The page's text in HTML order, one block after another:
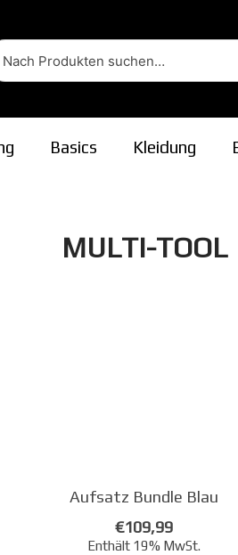
Basics Kleidung
MULTI-TOOL
Aufsatz Bundle Blau
€109,99
Enthält 19% MwSt.